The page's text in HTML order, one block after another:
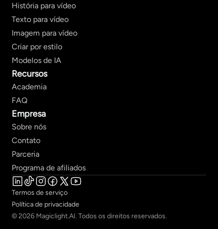
História para vídeo
Texto para vídeo
Imagem para vídeo
Criar por estilo
Modelos de IA
Recursos
Academia
FAQ
Empresa
Sobre nós
Contato
Parceria
Programa de afiliados
Termos de serviço
Política de privacidade
© 2026 Magiclight.AI. Todos os direitos reservados.